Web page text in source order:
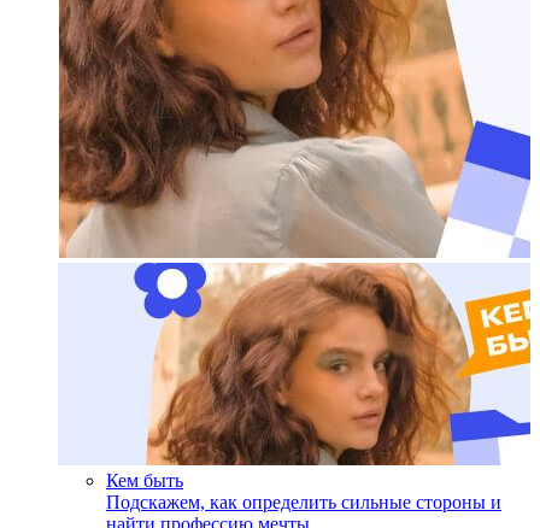
Кем быть
Подскажем, как определить сильные стороны и
найти профессию мечты